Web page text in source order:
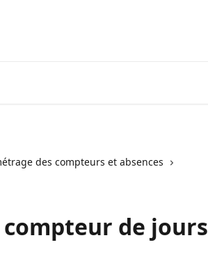
des compteurs et absences
de jours